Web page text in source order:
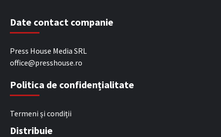
Date contact companie
Press House Media SRL
office@presshouse.ro
Politica de confidențialitate
Termeni și condiții
Distribuie